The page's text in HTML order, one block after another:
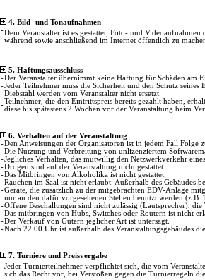
4. Bild- und Tonaufnahmen
-Dem Veranstalter ist es gestattet, Foto- und
während sowie anschließend im Internet öffentlich zu
5. Haftungsausschluss
-Der Veranstalter übernimmt keine Haftung für Schäden am
-Jeder Teilnehmer muss die Sicherheit und den Schutz
Diebstahl werden vom Veranstalter nicht ersetzt.
-Teilnehmer, die den Eintrittspreis bereits gezahlt haben,
diese bis spätestens 2 Wochen vor der Veranstaltung beim
6. Verhalten auf der Veranstaltung
-Den Anweisungen der Organisatoren ist in jedem Fall Folge
-Die Nutzung und Verbreitung von unlizenziertem
-Jegliches Verhalten, das mutwillig den Netzwerkverkehr
-Drogen sind auf der Veranstaltung nicht gestattet.
-Das Mitbringen von Alkoholika ist nicht gestattet.
-Rauchen im Saal ist nicht erlaubt. Außerhalb des Gebäudes
-Geräte, die zusätzlich zu der mitgebrachten EDV-Anlage
nur an den dafür vorgesehenen Stellen benutzt werden (z.B.
-Offene Beschallungen sind nicht zulässig (Lautsprecher),
-Das mitbringen von Hubs, Switches oder Routern ist nicht
-Der Verkauf von Gütern jeglicher Art ist untersagt.
-Nach 22:00 Uhr ist außerhalb des Veranstaltungsgebäudes
7. Turniere und Preisvergabe
-Jeder Turnierteilnehmer verpflichtet sich, die vom
sich das Recht vor, bei Verstößen gegen die Turnierregeln